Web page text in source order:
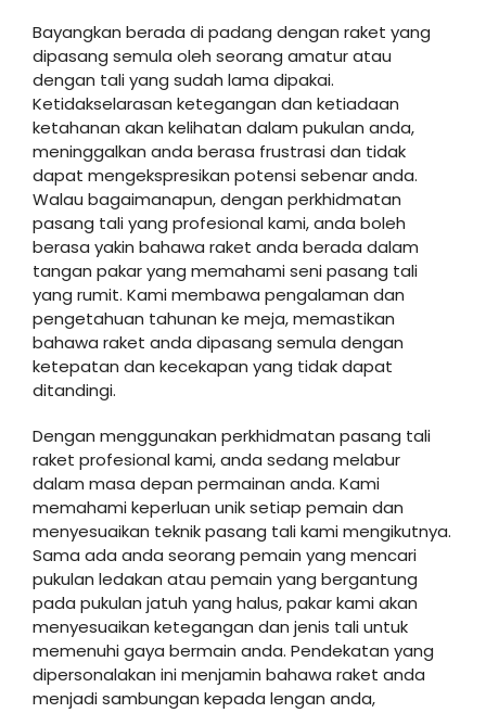
Bayangkan berada di padang dengan raket yang
dipasang semula oleh seorang amatur atau
dengan tali yang sudah lama dipakai.
Ketidakselarasan ketegangan dan ketiadaan
ketahanan akan kelihatan dalam pukulan anda,
meninggalkan anda berasa frustrasi dan tidak
dapat mengekspresikan potensi sebenar anda.
Walau bagaimanapun, dengan perkhidmatan
pasang tali yang profesional kami, anda boleh
berasa yakin bahawa raket anda berada dalam
tangan pakar yang memahami seni pasang tali
yang rumit. Kami membawa pengalaman dan
pengetahuan tahunan ke meja, memastikan
bahawa raket anda dipasang semula dengan
ketepatan dan kecekapan yang tidak dapat
ditandingi.
Dengan menggunakan perkhidmatan pasang tali
raket profesional kami, anda sedang melabur
dalam masa depan permainan anda. Kami
memahami keperluan unik setiap pemain dan
menyesuaikan teknik pasang tali kami mengikutnya.
Sama ada anda seorang pemain yang mencari
pukulan ledakan atau pemain yang bergantung
pada pukulan jatuh yang halus, pakar kami akan
menyesuaikan ketegangan dan jenis tali untuk
memenuhi gaya bermain anda. Pendekatan yang
dipersonalakan ini menjamin bahawa raket anda
menjadi sambungan kepada lengan anda,